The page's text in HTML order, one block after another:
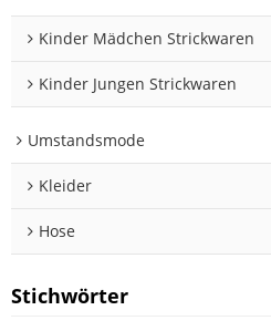
Kinder Mädchen Strickwaren
Kinder Jungen Strickwaren
Umstandsmode
Kleider
Hose
Stichwörter